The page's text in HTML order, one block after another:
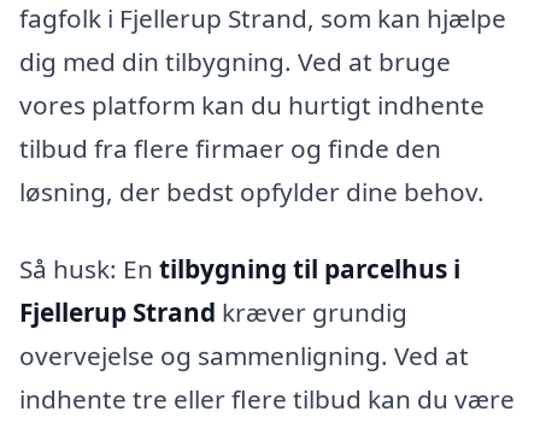
fagfolk i Fjellerup Strand, som kan hjælpe
dig med din tilbygning. Ved at bruge
vores platform kan du hurtigt indhente
tilbud fra flere firmaer og finde den
løsning, der bedst opfylder dine behov.
Så husk: En tilbygning til parcelhus i
Fjellerup Strand kræver grundig
overvejelse og sammenligning. Ved at
indhente tre eller flere tilbud kan du være